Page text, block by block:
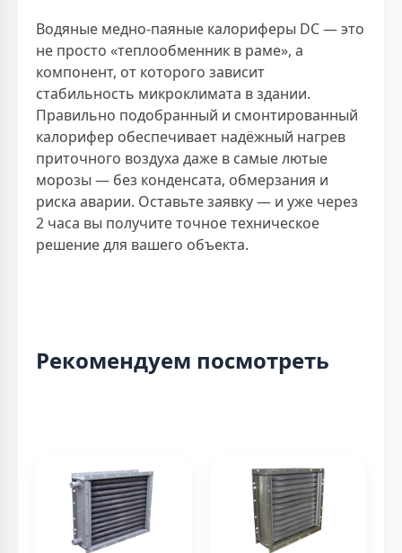
Водяные медно-паяные калориферы DC — это
не просто «теплообменник в раме», а
компонент, от которого зависит
стабильность микроклимата в здании.
Правильно подобранный и смонтированный
калорифер обеспечивает надёжный нагрев
приточного воздуха даже в самые лютые
морозы — без конденсата, обмерзания и
риска аварии. Оставьте заявку — и уже через
2 часа вы получите точное техническое
решение для вашего объекта.
Рекомендуем посмотреть